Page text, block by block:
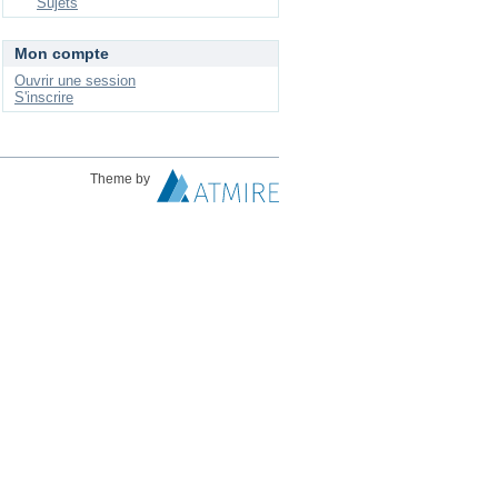
Mon compte
Ouvrir une session
S'inscrire
Theme by